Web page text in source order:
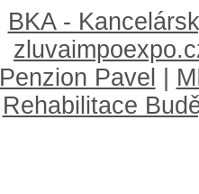
BKA -
Penzion Pavel
Rehabilitace